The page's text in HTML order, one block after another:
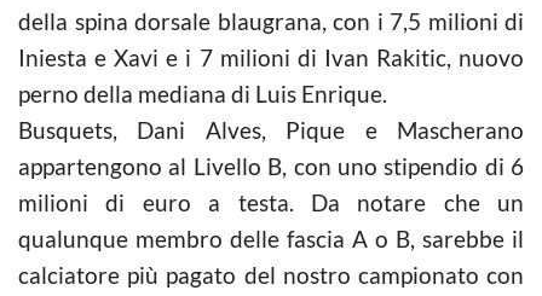
della spina dorsale blaugrana, con i 7,5 milioni di
Iniesta e Xavi e i 7 milioni di Ivan Rakitic, nuovo
perno della mediana di Luis Enrique.
Busquets, Dani Alves, Pique e Mascherano
appartengono al Livello B, con uno stipendio di 6
milioni di euro a testa. Da notare che un
qualunque membro delle fascia A o B, sarebbe il
calciatore più pagato del nostro campionato con